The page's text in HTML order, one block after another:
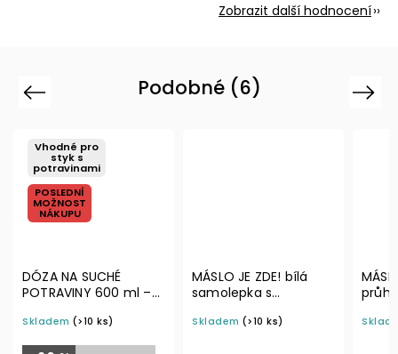
Zobrazit další hodnocení
Podobné (6)
Previous
MÁSLO JE ZDE! bílá
samolepka s
písmo, rozměr 6 × 4
Skladem (>10 ks)
MÁSLO JE ZDE!
průhledná samolepka
písmo, rozměr 6 × 4
Skladem (>10 ks)
Next